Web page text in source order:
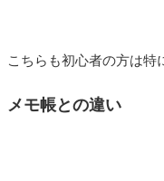
こちらも初心者の方は特
メモ帳との違い